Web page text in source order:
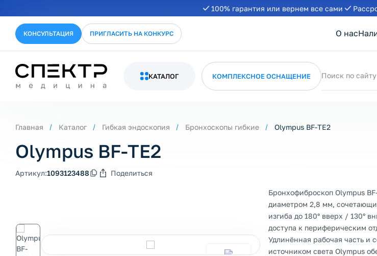
100% гарантия или вернем все сами
КОНСУЛЬТАЦИЯ ПРИГЛАСИТЬ НА КОНКУРС О нас
КАТАЛОГ КОМПЛЕКСНОЕ ОСНАЩЕНИЕ Поиск по сайту
Главная Каталог Гибкая эндоскопия Бронхоскопы гибкие Olympus BF-TE2
Olympus BF-TE2
Артикул:1093123488 Поделиться
Бронхофиброскоп Olympus
диаметром 2,8 мм,
изгиба до 180° вверх / 130°
доступа к периферическим
Удлинённая рабочая часть и
источником света Olympus